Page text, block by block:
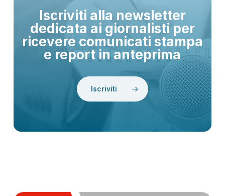
Iscriviti alla newsletter
dedicata ai giornalisti per
ricevere comunicati stampa
e report in anteprima
Iscriviti